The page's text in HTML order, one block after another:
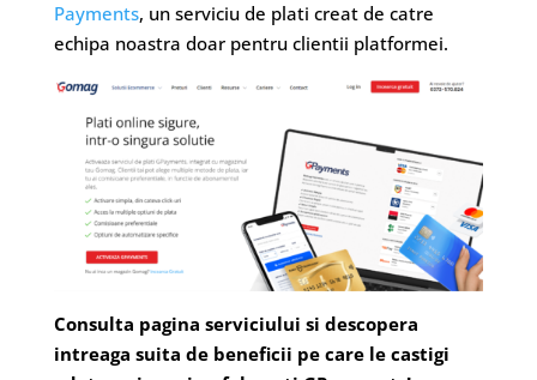
Payments, un serviciu de plati creat de catre
echipa noastra doar pentru clientii platformei.
Consulta pagina serviciului si descopera
intreaga suita de beneficii pe care le castigi